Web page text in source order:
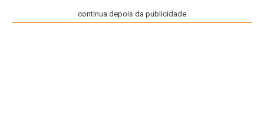
continua depois da publicidade